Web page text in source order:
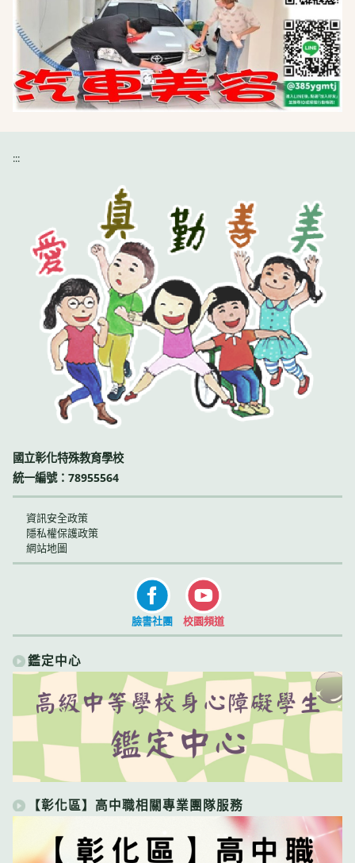
:::
國立彰化特殊教育學校
統一編號：78955564
資訊安全政策
隱私權保護政策
網站地圖
臉書社團 校園頻道
鑑定中心
【彰化區】高中職相關專業團隊服務